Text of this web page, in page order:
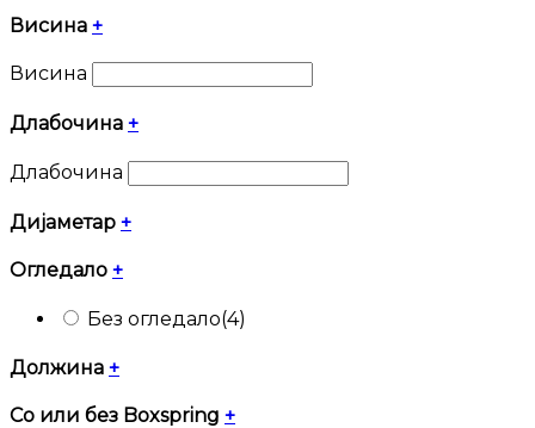
Висина +
Висина
Длабочина +
Длабочина
Дијаметар +
Огледало +
Без огледало(4)
Должина +
Со или без Boxspring +